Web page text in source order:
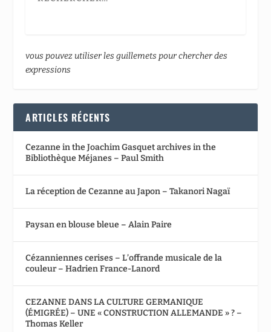
vous pouvez utiliser les guillemets pour chercher des
expressions
ARTICLES RÉCENTS
Cezanne in the Joachim Gasquet archives in the
Bibliothèque Méjanes – Paul Smith
La réception de Cezanne au Japon – Takanori Nagaï
Paysan en blouse bleue – Alain Paire
Cézanniennes cerises – L’offrande musicale de la
couleur – Hadrien France-Lanord
CEZANNE DANS LA CULTURE GERMANIQUE
(ÉMIGRÉE) – UNE « CONSTRUCTION ALLEMANDE » ? –
Thomas Keller